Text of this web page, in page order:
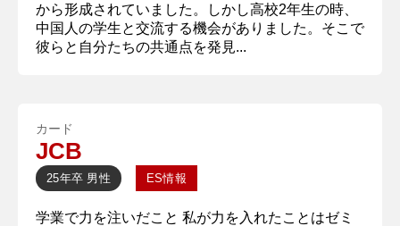
から形成されていました。しかし高校2年生の時、
中国人の学生と交流する機会がありました。そこで
彼らと自分たちの共通点を発見...
カード
JCB
25年卒 男性 ES情報
学業で力を注いだこと 私が力を入れたことはゼミ